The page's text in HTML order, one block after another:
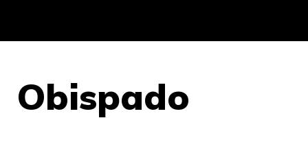
Obispado